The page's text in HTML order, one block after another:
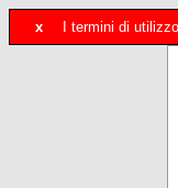
x I termini di